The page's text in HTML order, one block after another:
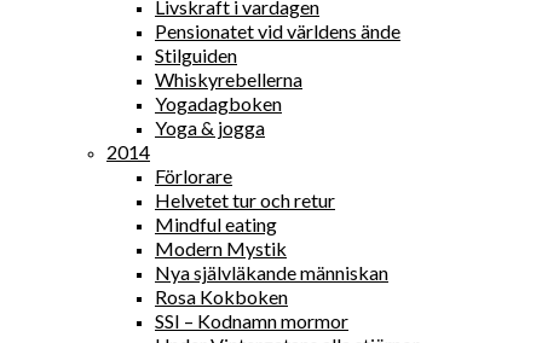
Livskraft i vardagen
Pensionatet vid världens ände
Stilguiden
Whiskyrebellerna
Yogadagboken
Yoga & jogga
2014
Förlorare
Helvetet tur och retur
Mindful eating
Modern Mystik
Nya självläkande människan
Rosa Kokboken
SSI – Kodnamn mormor